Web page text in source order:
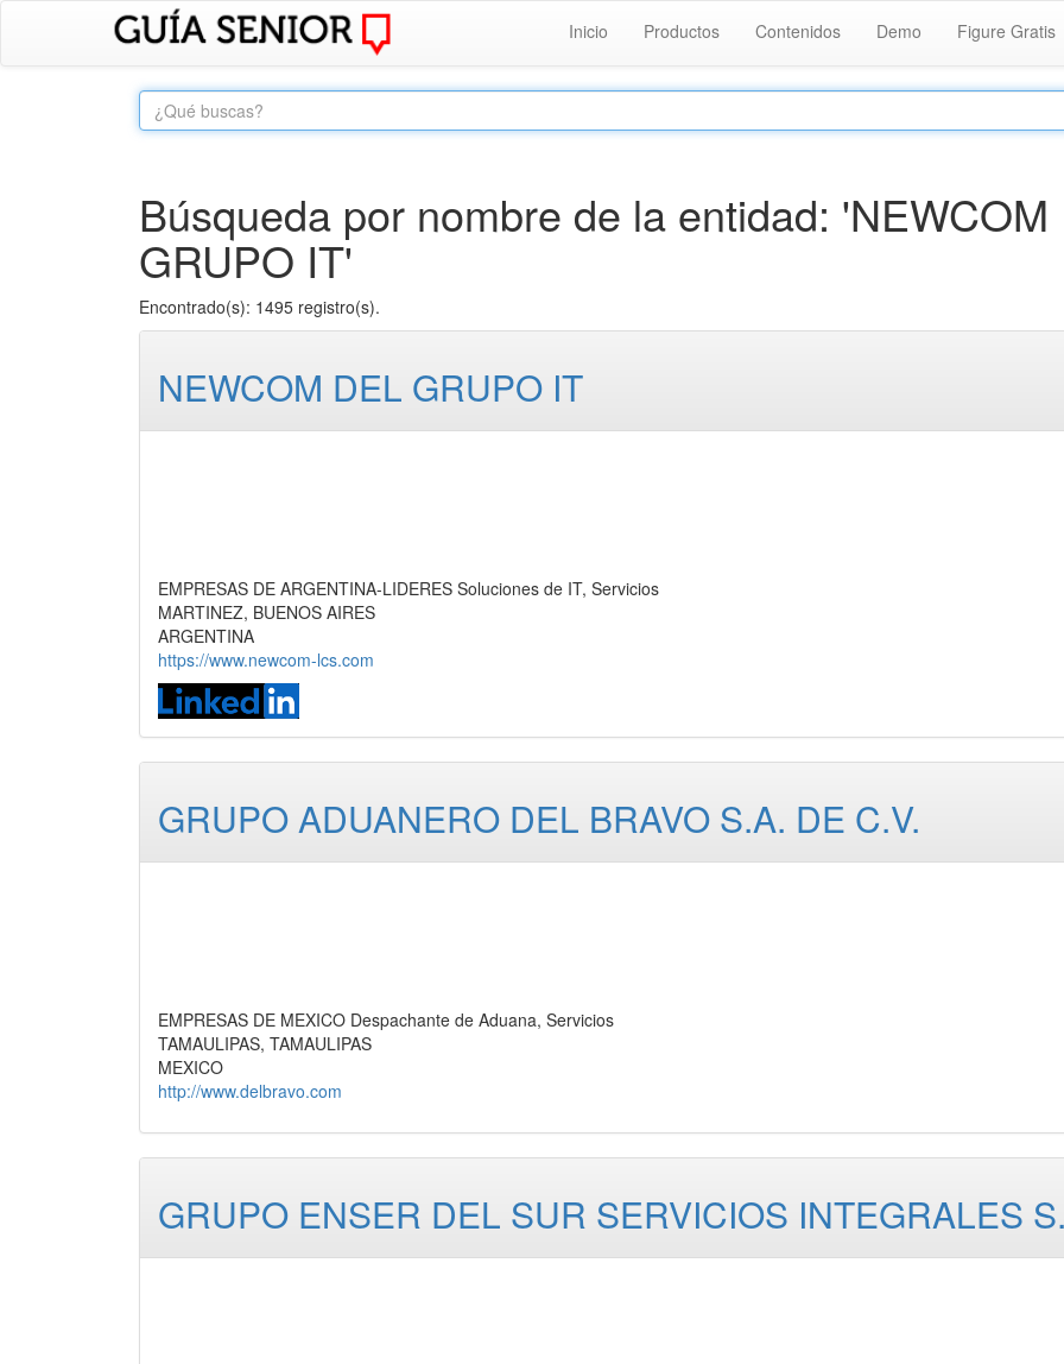
Inicio Productos Contenidos Demo Figure Gratis
Búsqueda por nombre de la entidad: 'NEWCOM
GRUPO IT'
Encontrado(s): 1495 registro(s).
NEWCOM DEL GRUPO IT
EMPRESAS DE ARGENTINA-LIDERES Soluciones de IT, Servicios
MARTINEZ, BUENOS AIRES
ARGENTINA
https://www.newcom-lcs.com
GRUPO ADUANERO DEL BRAVO S.A. DE C.V.
EMPRESAS DE MEXICO Despachante de Aduana, Servicios
TAMAULIPAS, TAMAULIPAS
MEXICO
http://www.delbravo.com
GRUPO ENSER DEL SUR SERVICIOS INTEGRALES